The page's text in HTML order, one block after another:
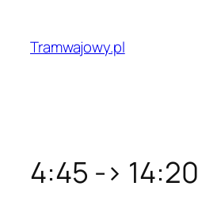
treściTramwajowy.pl
4:45 -> 14:20